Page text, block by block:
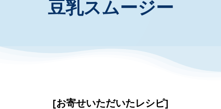
コミュニティ＆サポート
豆乳スムージー
[お寄せいただいたレシピ]